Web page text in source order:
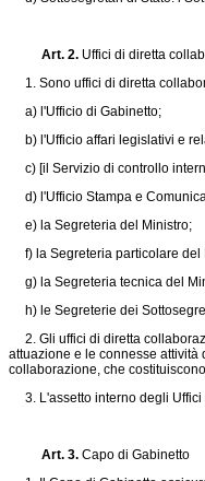
Art. 2. Uffici di diretta
1. Sono uffici di diretta
a) l'Ufficio di Gabinetto;
b) l'Ufficio affari legislativi e
c) [il Servizio di controllo
d) l'Ufficio Stampa e
e) la Segreteria del Ministro;
f) la Segreteria particolare del
g) la Segreteria tecnica del
h) le Segreterie dei
2. Gli uffici di diretta
attuazione e le connesse
collaborazione, che
3. L'assetto interno degli Uffici
Art. 3. Capo di Gabinetto